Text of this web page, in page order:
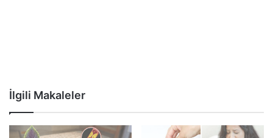
İlgili Makaleler